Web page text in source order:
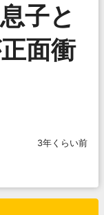
子と
面衝
3年くらい前